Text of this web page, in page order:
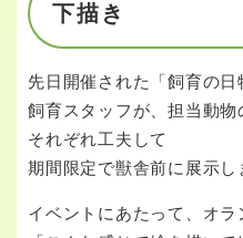
下描き
先日開催された「飼育の日
飼育スタッフが、担当動物
それぞれ工夫して
期間限定で獣舎前に展示し
イベントにあたって、オ